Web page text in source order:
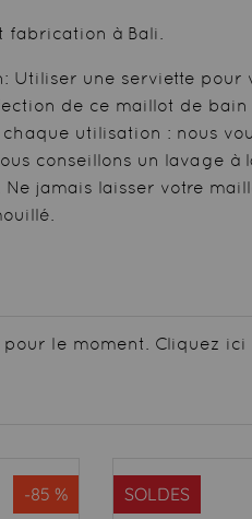
fabrication à Bali.
Utiliser une serviette
de ce maillot de
utilisation : nous
conseillons un lavage
jamais laisser votre
le moment. Cliquez ici
-85 % SOLDES